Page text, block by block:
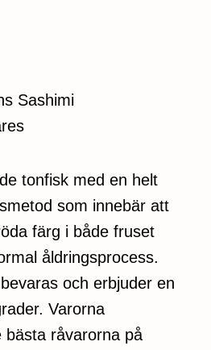
Sashimi
tonfisk med en helt
som innebär att
färg i både fruset
åldringsprocess.
och erbjuder en
Varorna
bästa råvarorna på